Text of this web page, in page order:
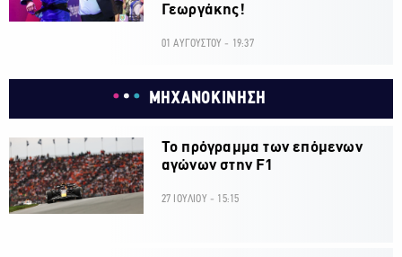
Γεωργάκης!
01 ΑΥΓΟΥΣΤΟΥ - 19:37
ΜΗΧΑΝΟΚΙΝΗΣΗ
Το πρόγραμμα των επόμενων
αγώνων στην F1
27 ΙΟΥΛΙΟΥ - 15:15